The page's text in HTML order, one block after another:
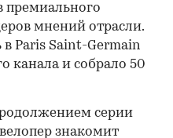
премиального
мнений отрасли.
Paris Saint-Germain
канала и собрало 50
серии
знакомит